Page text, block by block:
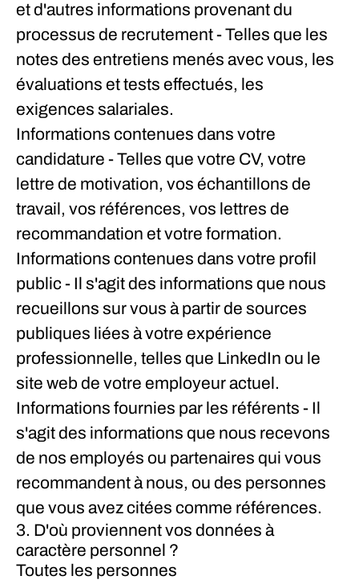
et d'autres informations provenant du
processus de recrutement- Telles que les
notes des entretiens menés avec vous, les
évaluations et tests effectués, les
exigences salariales.
Informations contenues dans votre
candidature - Telles que votre CV, votre
lettre de motivation, vos échantillons de
travail, vos références, vos lettres de
recommandation et votre formation.
Informations contenues dans votre profil
public - Il s'agit des informations que nous
recueillons sur vous à partir de sources
publiques liées à votre expérience
professionnelle, telles que LinkedIn ou le
site web de votre employeur actuel.
Informations fournies par les référents - Il
s'agit des informations que nous recevons
de nos employés ou partenaires qui vous
recommandent à nous, ou des personnes
que vous avez citées comme références.
3. D'où proviennent vos données à
caractère personnel ?
Toutes les personnes